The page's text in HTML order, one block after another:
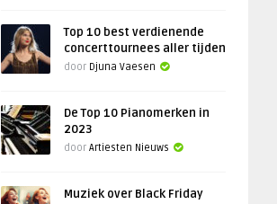
Top 10 best verdienende
concerttournees aller tijden
door Djuna Vaesen
De Top 10 Pianomerken in
2023
door Artiesten Nieuws
Muziek over Black Friday